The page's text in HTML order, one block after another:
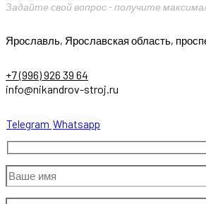
Задайте свой вопрос - получите
Ярославль, Ярославская область,
+7 (996) 926 39 64
info@nikandrov-stroj.ru
Telegram Whatsapp